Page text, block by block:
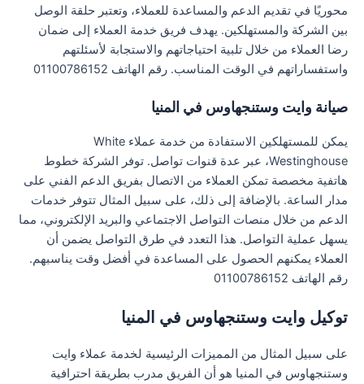
محوريًا في تقديم الدعم والمساعدة للعملاء، وتعتبر حلقة الوصل
بين الشركة والمستهلكين. يهدف فريق خدمة العملاء إلى ضمان
رضا العملاء من خلال تلبية احتياجاتهم والاستجابة لأسئلتهم
واستفساراتهم في الوقت المناسب. رقم الهاتف 01100786152
صيانة وايت وستنجهاوس في المنيا
يمكن للمستهلكين الاستفادة من خدمة عملاء White
Westinghouse، عبر عدة قنوات تواصل. توفر الشركة خطوط
هاتفية مخصصة تمكن العملاء من الاتصال بفريق الدعم الفني على
مدار الساعة. بالإضافة إلى ذلك، على سبيل المثال تتوفر خدمات
الدعم من خلال منصات التواصل الاجتماعي والبريد الإلكتروني، مما
يسهل عملية التواصل. هذا التعدد في طرق التواصل يضمن أن
العملاء يمكنهم الحصول على المساعدة في أفضل وقت يناسبهم.
رقم الهاتف 01100786152
توكيل وايت وستنجهاوس في المنيا
على سبيل المثال من المميزات الرئيسية لخدمة عملاء وايت
وستنجهاوس في المنيا هو أن الفريق مدرب بطريقة احترافية